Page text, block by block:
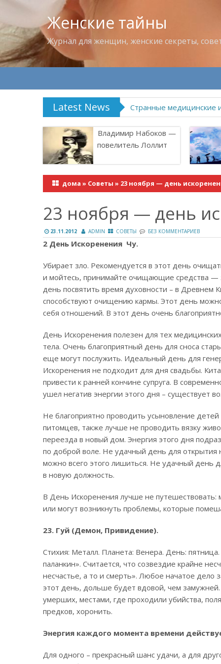
Женские тайны
Журнал для женщин, женские секреты,
Latest News Странные медицинские
Владимир Набоков —
повелитель Лоллит
дома » Советы » 23 ноября — день
23 ноября — день
23.11.2012 ADMIN СОВЕТЫ БЕЗ КОММЕНТАРИЕВ
2 День Искоренения Чу.
Убирает зло. Рекомендуется в этот день
и мойтесь, принимайте очищающие средства —
день посвятить время духовности – в Древнем
способствуют очищению кармы. Этот день
себя отношений. В этот день очень
День Искоренения полезен для тех
тела. Очень благоприятный день для сноса
еще могут послужить. Идеальный день для
Искоренения не подходит для дня свадьбы.
привести к ранней кончине супруга. В
ушел негатив энергии этого дня – существует
Не благоприятно проводить усыновление
питомцев, также лучше не проводить вязку
переезда в новый дом. Энергия этого дня
по доброй воле. Не удачный день для открытия
можно всего этого лишиться. Не удачный день
в новую должность.
В День Искоренения лучше не
или могут возникнуть проблемы, которые
23. Гуй (Демон, Привидение).
Стихия: Металл. Планета: Венера. День:
паланкин». Считается, что созвездие крайне
несчастье, а то и смерть». Любое начатое
этот день, дольше будет вдовой, чем
умерших, местами, где проходили убийства,
предков, хоронить.
Энергия каждого момента времени
Для одного – прекрасный шанс удачи, а для